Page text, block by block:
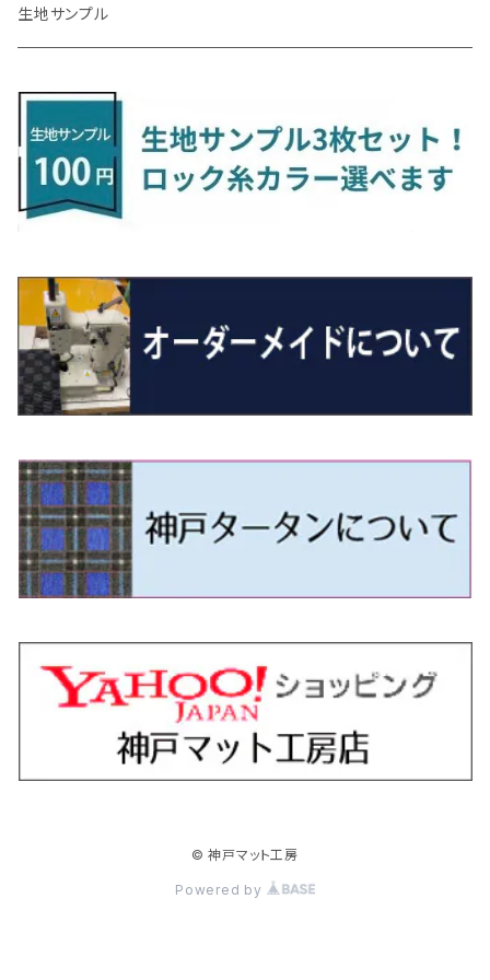
H23/10～R3/3 260系
アルファード/ヴェルファイアＨＶ
H27/1～R5/6 30系
R5/6～ 40系
H24/4～29/10 20系
ヴィッツ
H22/12～R2/3 130系
ヴォクシー
H26/1～R4/1 80系
R4/1～ 90系
エスクァイア
H26/10～R3/12 80系
エスティマ
H18/1～H24/5（前期）
H24/5～R1/10（後期）
エスティマ・ハイブリッド
H18/6～H24/5（前期）
H24/5～R1/10（後期）
オーリス
H24/8～H30/3 180系
カムリ
H24/5～ 160系
カローラ・クロス
カローラ・スポーツ
H27/9～R3/10 URJ201W
ＮＸ
R3/11～ 20系
H26/10～
ＲＸ
H27/10～R4/7 20系5人乗
H29/12～R4/7 20系7人乗
R4/11～ 10系
ＵＸ
H30/11～
H24/6～ E26 5・6人乗
H14/10～R2/3 Z11・Z12
キックス
R2/6~R8/6 15系(e-POWER)
R8/6～ 16系
H11/6～H16/10 Y34
サクラ
R4/5～ B6AW
シーマ
H13/1～R4/8 F50・Y51
シルビア
H3/1～H11/1 S13・S14
H11/1～H14/11 S15
シルフィ
H24/12～R3/10 TB17
ジューク
H22/6～R2/6 F15
スカイライン
H13/6～H18/11 V35
H26/2～ V37
スカイライン・クロスオーバー
H11/6～H16/10 Y34
H1/6～H11/6 Y30
セレナ
H22/11～H28/9 C26
H26/9～ S500系
H28/12～R1/7 LA600/610
ジャスティ
H23/5～ LA100系
ソルテラ
R4/5~ XEAM10X・YEAM15X
ディアスワゴン
H21/9～R2/4 S300系
トレジア
H22/11～H28/3 120系
フォレスター
H14/2～ SG/SH/SJ/SK系
プレオ
H22/4～H30/3 L275/285
プレオプラス
H24/12～H29/5 LA300/310
レヴォーグ
H15/6～R2/8 BN/BM/BL系
レガシィアウトバック
H15/10～ BP/BR/BS/BT系
レガシィツーリングワゴン
R2/10～ DREJ3P
アクセラ/アクセラ・スポーツ
H24/11～R1/8 GJ系
キャロル
H27/1～ HB36/37/97S
キャロルエコ
H24/11～H27/1 HB35S
スクラム
H17/9～ DG64/DG17
スクラムトラック
H25/9～ DG16T
デミオ
H19/7～R1/7 DE/DJ系
ビアンテ
H20/7～30/3 CC系
ファミリア バン
H30/6～ 160系
H24/10～ MJ系
フレアクロスオーバー
H26/1～ MS系
R2/6～ LA900/910S
タント
R1/7～ LA650/660
H28/11～ M900系
ハイゼット・キャディー
H28/6～R3/9 LA700V
ハイゼット・カーゴ
H16/12～ S300/S700系
ハイゼット・トラック
H11/1～ S200/S500系
ブーン
H28/4～R5/12 M700系
ミラ
H18/12～ L275/285
ミラ・イース
H23/9～ LA300系
ミラ・ココア
H30/6～ LA550/560S
ムーヴ
H26/12～R5/7 LA150/160S
ムーヴキャンバス
H17/5～H27/10 TA/TD系
エブリィ
H13/9～ DA系
クロスビー(XBEE)
H29/12～R7/10 MN71S
ジムニー
H3/6～ JA/JB系
ジムニーノマド
R7/4～ JC74W
ジムニーワイド/ジムニーシエラ
H10/1～H14/1 JB33/43W
H14/1～ JB43/74W
スイフト/スイフトスポーツ
H22/9～ スイフト
H23/12～
スペーシア/スペーシアカスタム/スペーシアギア
H25/3～R5/11
R5/11～ MK54S・MK94S
スペーシアベース
H23/1～H27/8 MA15S
H27/8～R2/12 MA26/36/46S
ハスラー
H26/1～ MR系
H31/3～ ｅｋクロス
R4/6～ B5AW
アイミーブ
H24/10～R2/12 GF系
アウトランダーＰＨＥＶ
H25/1～ GG/GN系 5人乗
エクリプスクロス/エクリプスクロスPHEV
H30/3～ GK/GL系
タウンボックス
H26/2～ DS17/64W
ディグニティ
H24/7～H29/1 BHGY51
デリカＤ：２
H23/3～ MB系
デリカＤ：３
H23/10～H31/4 BM20 7人乗
デリカＤ：５
R5/5～ B30系/BA系
パジェロ
H18/10～R1/8 7人乗ロング V90系
H26/12～R2/2 JF1/2
NBOXジョイ
H24/11～R2/3 JG1・JG2
R2/11～ JG3・JG4
N-ONE e:
R7/9~ JG5
N-VAN
H30/7～ JJ1・JJ2
N-VAN e:
R6/10~ JJ3
N‐WGN/N‐WGNカスタム
H25/11～ JH1・JH2・JH3・JH4
S660
H27/4～R3/12 JW5
WR-V
R6/3～ DG5
ZR-V
H11/6～H30/7 バン HH5・HH6
H21/12～R3/4 トラック
アコード・アコードハイブリッド
H25/6～R2/2 CR系
R3/6～ CDD系
H16/4～28/1 １T系 トゥラン
H23/2～ 7N系
Tクロス
R2/7～ A1D系
ティグアン
H20/9～H29/1 5NC系
トゥアレグ
H15/9～H30/4 7L/7P系
パサート
H23/5～H27/7 3CCAX
H27/7～ 3CC/3CD系
ザ・ビートル
H24/4～R3/4 16C系
ポロ
H21/10～H30/3 6RC系
H30/3～ AW系
H26/7～R4/2
ＣＬＡクラス
H27/6～R1/8
ＣＬＳクラス
H30/6～
Ｅクラス
H28/7～
ＧＬＡクラス
H26/5～R2/6
ＧＬＥクラス
R1/6～
Ｓクラス
H25/10～R3/10
Ｖクラス
H27/4～
ラグマットセカンド（L）
ラグマットミニ（S）
生地サンプル
© 神戸マット工房
Powered by